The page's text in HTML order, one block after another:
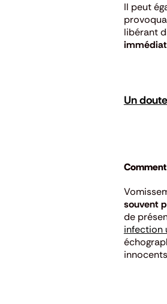
Il peut
libérant
Un
Comment
souvent
de
infection